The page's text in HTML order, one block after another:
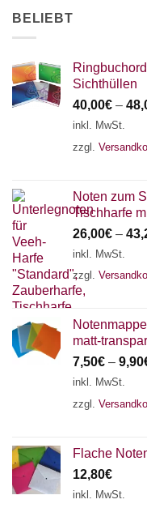
BELIEBT
Sichthüllen
40,00€ –
inkl. MwSt.
zzgl.
Noten zum
Tischharfe
26,00€ –
inkl. MwSt.
zzgl.
matt-
7,50€ – 9,90
inkl. MwSt.
zzgl.
Flache
12,80€
inkl. MwSt.